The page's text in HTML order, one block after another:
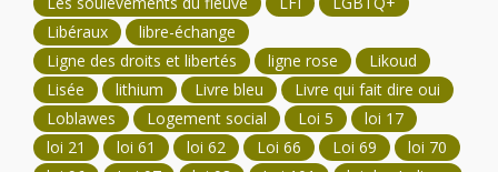
Libéraux
libre-échange
Ligne des droits et libertés
ligne rose
Likoud
Lisée
lithium Livre bleu
Livre qui fait dire oui
Loblawes
Logement social Loi 5
loi 17
loi 21
loi 61 loi 62 Loi 66 Loi 69
loi 70